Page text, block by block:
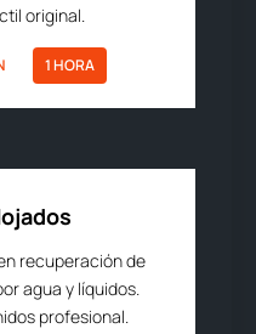
original.
1 HORA
recuperación de
agua y líquidos.
profesional.